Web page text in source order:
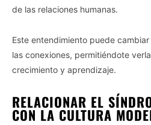
de las relaciones humanas.
Este entendimiento puede
las conexiones, permitiéndote
crecimiento y aprendizaje.
RELACIONAR EL
CON LA CULTURA